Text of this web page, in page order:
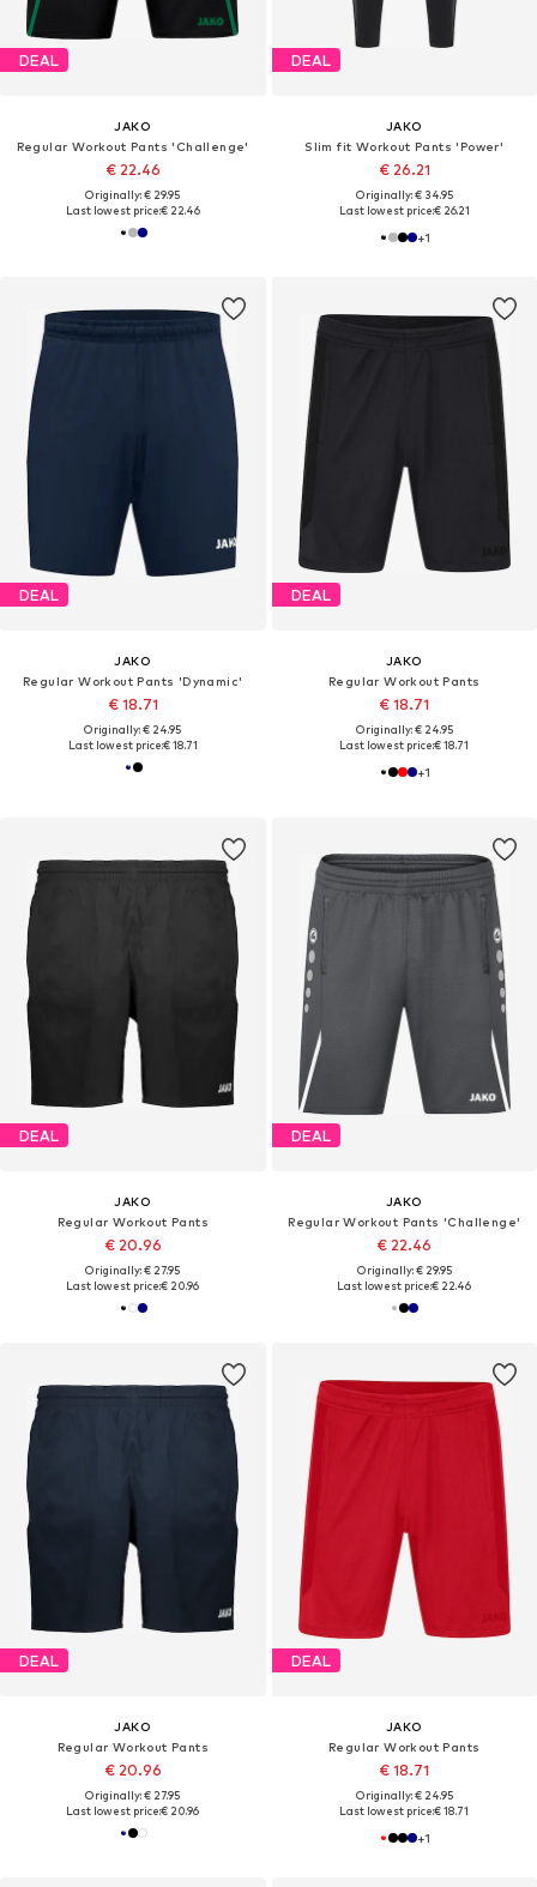
DEAL
JAKO
Regular Workout Pants 'Challenge'
€ 22.46
Originally: € 29.95
Last lowest price:€ 22.46
DEAL
JAKO
Slim fit Workout Pants 'Power'
€ 26.21
Originally: € 34.95
Last lowest price:€ 26.21
+1
DEAL
JAKO
Regular Workout Pants 'Dynamic'
€ 18.71
Originally: € 24.95
Last lowest price:€ 18.71
DEAL
JAKO
Regular Workout Pants
€ 18.71
Originally: € 24.95
Last lowest price:€ 18.71
+1
DEAL
JAKO
Regular Workout Pants
€ 20.96
Originally: € 27.95
Last lowest price:€ 20.96
DEAL
JAKO
Regular Workout Pants 'Challenge'
€ 22.46
Originally: € 29.95
Last lowest price:€ 22.46
DEAL
JAKO
Regular Workout Pants
€ 20.96
Originally: € 27.95
Last lowest price:€ 20.96
DEAL
JAKO
Regular Workout Pants
€ 18.71
Originally: € 24.95
Last lowest price:€ 18.71
+1